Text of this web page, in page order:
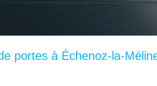
portes à Échenoz-la-